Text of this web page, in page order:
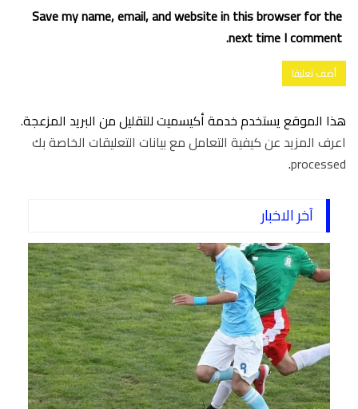
Save my name, email, and website in this browser for the
next time I comment.
هذا الموقع يستخدم خدمة أكيسميت للتقليل من البريد المزعجة.
اعرف المزيد عن كيفية التعامل مع بيانات التعليقات الخاصة بك
processed
.
آخر الاخبار